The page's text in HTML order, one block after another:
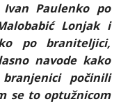
Paulenko po
Lonjak i
po braniteljici,
navode kako
počinili
se to optužnicom